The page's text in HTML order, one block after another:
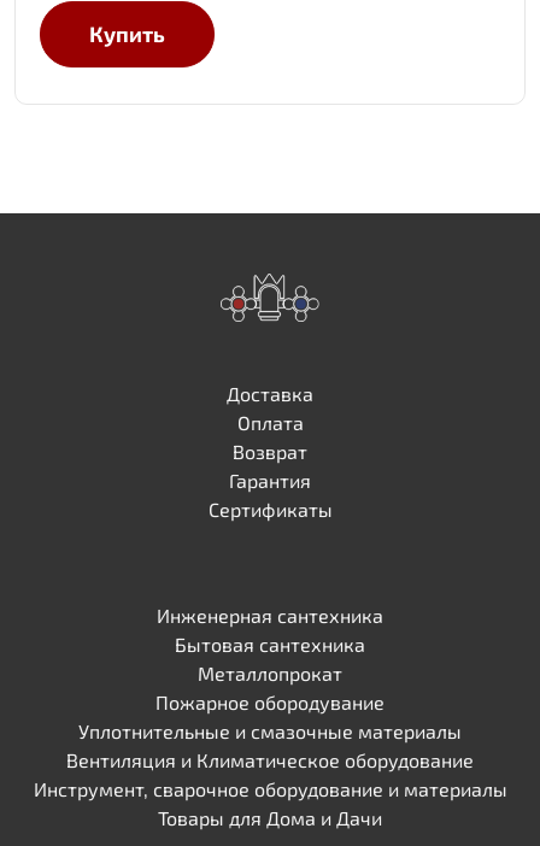
Купить
Доставка
Оплата
Возврат
Гарантия
Сертификаты
Инженерная сантехника
Бытовая сантехника
Металлопрокат
Пожарное обородувание
Уплотнительные и смазочные материалы
Вентиляция и Климатическое оборудование
Инструмент, сварочное оборудование и материалы
Товары для Дома и Дачи